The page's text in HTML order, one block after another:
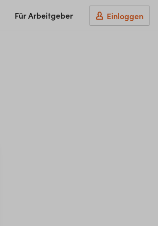
Für Arbeitgeber Einloggen